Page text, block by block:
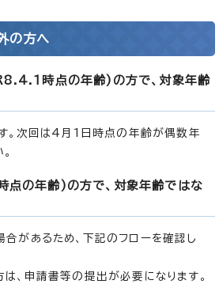
の方へ
時点の年齢)の方で、対象年齢
。次回は4月1日時点の年齢が偶数年
の年齢)の方で、対象年齢ではな
があるため、下記のフローを確認し
、申請書等の提出が必要になります。